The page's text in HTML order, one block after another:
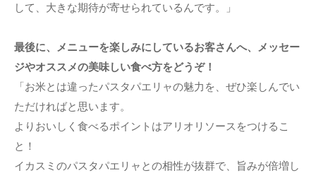
して、大きな期待が寄せられているんです。」
最後に、メニューを楽しみにしているお客さんへ、メッセー
ジやオススメの美味しい食べ方をどうぞ！
「お米とは違ったパスタパエリャの魅力を、ぜひ楽しんでい
ただければと思います。
よりおいしく食べるポイントはアリオリソースをつけるこ
と！
イカスミのパスタパエリャとの相性が抜群で、旨みが倍増し